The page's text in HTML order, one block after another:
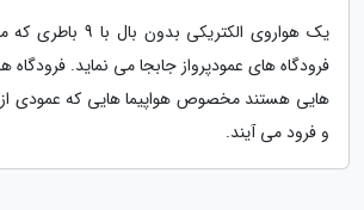
یک هواروی الکتریکی
فرودگاه های عمودپرواز جابجا می نماید. فرودگاه
هایی هستند مخصوص هواپیما هایی که عمودی
و فرود می آیند.